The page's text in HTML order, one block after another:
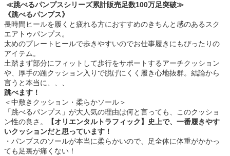
≪跳べるパンプスシリーズ累計販売足数100万足突破≫
《跳べるパンプス》
長時間ヒールを履くと疲れる方におすすめのきちんと感のあるスク
エアトゥパンプス。
太めのプレートヒールで歩きやすいのでお仕事履きにもぴったりの
アイテム。
土踏まず部分にフィットして歩行をサポートするアーチクッション
や、厚手の踵クッション入りで脱げにくく履き心地抜群。結論から
言うと本当に、、、
跳べます！
＜中敷きクッション・柔らかソール＞
「跳べるパンプス」が大人気の理由は何と言っても、このクッショ
ン性の良さ。
【オリエンタルトラフィック】史上で、一番履きやす
いクッションだと思っています！
・パンプスのソールが本当に柔らかいので、足全体に体重がかかっ
ても足裏が痛くない！